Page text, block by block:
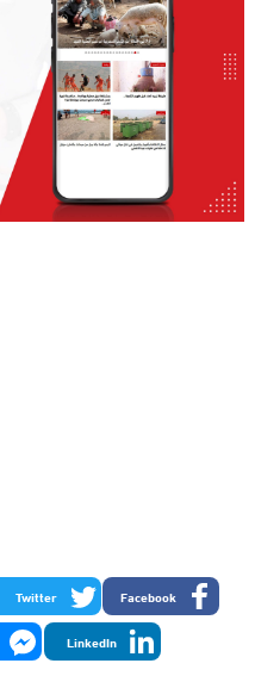
Facebook
Twitter
LinkedIn